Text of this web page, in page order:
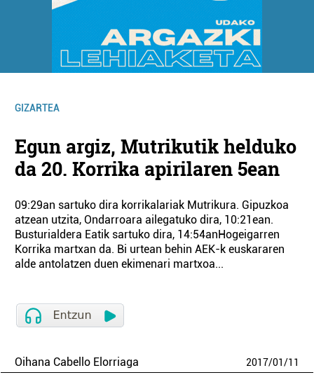
GIZARTEA
Egun argiz, Mutrikutik helduko
da 20. Korrika apirilaren 5ean
09:29an sartuko dira korrikalariak Mutrikura. Gipuzkoa
atzean utzita, Ondarroara ailegatuko dira, 10:21ean.
Busturialdera Eatik sartuko dira, 14:54anHogeigarren
Korrika martxan da. Bi urtean behin AEK-k euskararen
alde antolatzen duen ekimenari martxoa...
Oihana Cabello Elorriaga 2017/01/11